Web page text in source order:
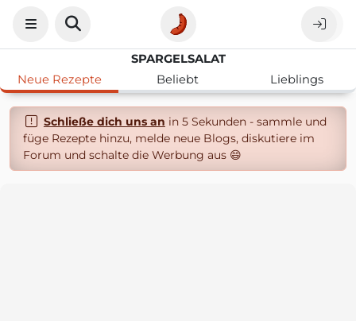
SPARGELSALAT
Neue Rezepte
Beliebt Lieblings
Schließe dich uns an in 5 Sekunden - sammle und
füge Rezepte hinzu, melde neue Blogs, diskutiere im
Forum und schalte die Werbung aus 😄